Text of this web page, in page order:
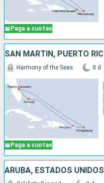
Paga a cuotas
Paga a cuotas
Harmony of the Seas 8 d
ARUBA, ESTADOS UNIDOS